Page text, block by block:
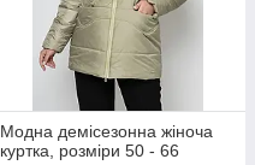
Модна демісезонна жіноча
куртка, розміри 50 - 66